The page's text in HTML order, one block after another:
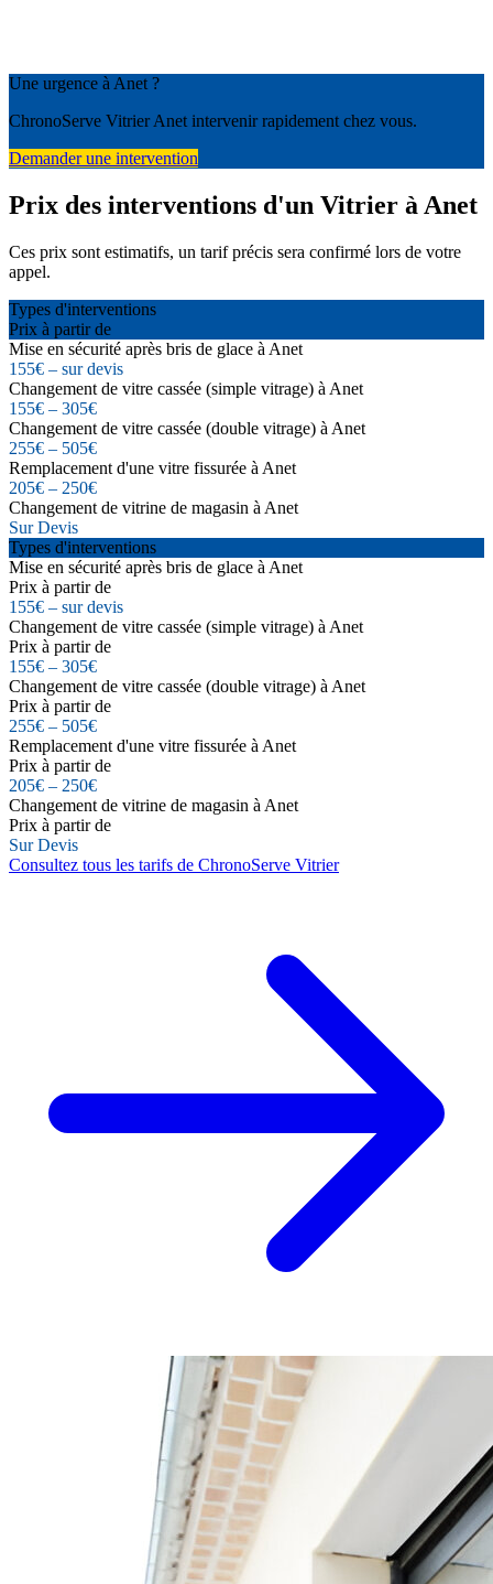
Une urgence à Anet ?
ChronoServe Vitrier Anet intervenir rapidement chez vous.
Demander une intervention
Prix des interventions d'un Vitrier à Anet
Ces prix sont estimatifs, un tarif précis sera confirmé lors de votre
appel.
Types d'interventions
Prix à partir de
Mise en sécurité après bris de glace à Anet
155€ – sur devis
Changement de vitre cassée (simple vitrage) à Anet
155€ – 305€
Changement de vitre cassée (double vitrage) à Anet
255€ – 505€
Remplacement d'une vitre fissurée à Anet
205€ – 250€
Changement de vitrine de magasin à Anet
Sur Devis
Types d'interventions
Mise en sécurité après bris de glace à Anet
Prix à partir de
155€ – sur devis
Changement de vitre cassée (simple vitrage) à Anet
Prix à partir de
155€ – 305€
Changement de vitre cassée (double vitrage) à Anet
Prix à partir de
255€ – 505€
Remplacement d'une vitre fissurée à Anet
Prix à partir de
205€ – 250€
Changement de vitrine de magasin à Anet
Prix à partir de
Sur Devis
Consultez tous les tarifs de ChronoServe Vitrier